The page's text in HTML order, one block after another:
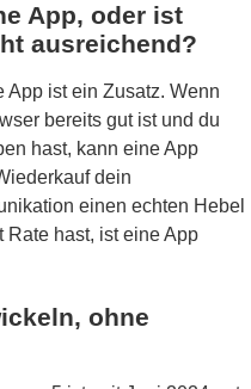
App, oder ist
ausreichend?
App ist ein Zusatz. Wenn
bereits gut ist und du
hast, kann eine App
dein
einen echten Hebel
Rate hast, ist eine App
ohne